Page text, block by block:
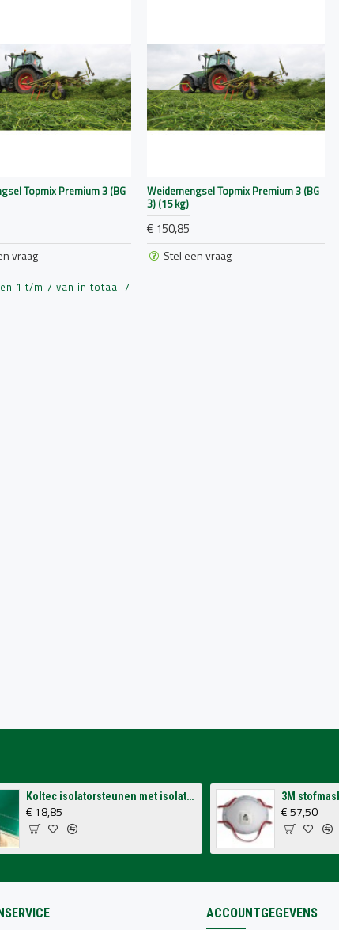
Topmix Premium 3 (BG
vraag
Weidemengsel Topmix Premium 3 (BG
3) (15 kg)
€ 150,85
Stel een vraag
1 t/m 7 van in totaal 7
Koltec isolatorsteunen met isolatoren voor op schutting (4 stuks)
€ 18,85 € 57,50
ACCOUNTGEGEVENS